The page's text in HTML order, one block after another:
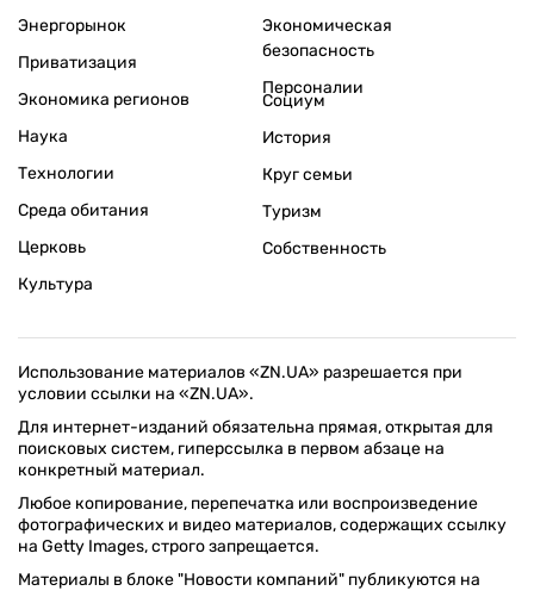
Энергорынок
Приватизация
Экономика регионов
Экономическая
безопасность
Персоналии
Наука
Технологии
Среда обитания
Церковь
Культура
Социум
История
Круг семьи
Туризм
Собственность
Использование материалов «ZN.UA» разрешается при
условии ссылки на «ZN.UA».
Для интернет-изданий обязательна прямая, открытая для
поисковых систем, гиперссылка в первом абзаце на
конкретный материал.
Любое копирование, перепечатка или воспроизведение
фотографических и видео материалов, содержащих ссылку
на Getty Images, строго запрещается.
Материалы в блоке "Новости компаний" публикуются на